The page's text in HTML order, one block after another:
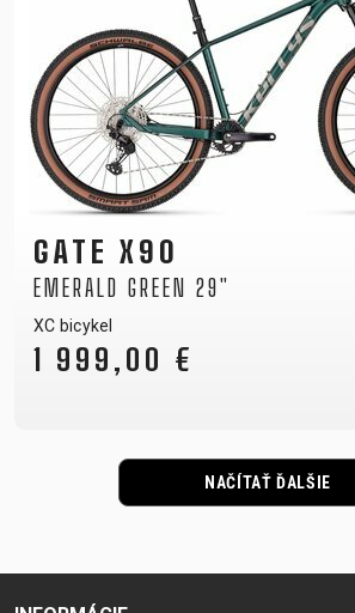
GATE X90
EMERALD GREEN 29"
XC bicykel
1 999,00 €
NAČÍTAŤ ĎALŠIE